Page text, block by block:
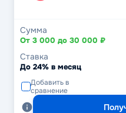
Сумма
От 3 000 до 30 000 ₽
Ставка
До 24% в месяц
Добавить в
сравнение